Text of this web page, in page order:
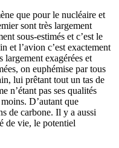
que pour le nucléaire et
sont très largement
sous-estimés et c’est le
et l’avion c’est exactement
largement exagérées et
on euphémise par tous
lui prêtant tout un tas de
n’étant pas ses qualités
D’autant que
de carbone. Il y a aussi
de vie, le potentiel